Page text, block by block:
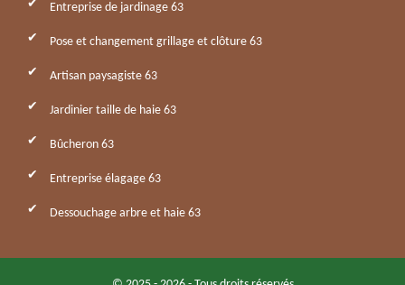
Entreprise de jardinage 63
Pose et changement grillage et clôture 63
Artisan paysagiste 63
Jardinier taille de haie 63
Bûcheron 63
Entreprise élagage 63
Dessouchage arbre et haie 63